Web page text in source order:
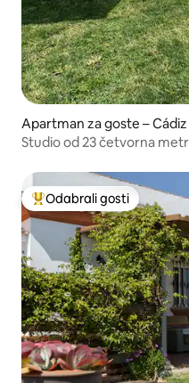
Apartman za goste – Cádiz
Studio od 23 četvorna
Među najviše rangiranima
Odabrali gosti